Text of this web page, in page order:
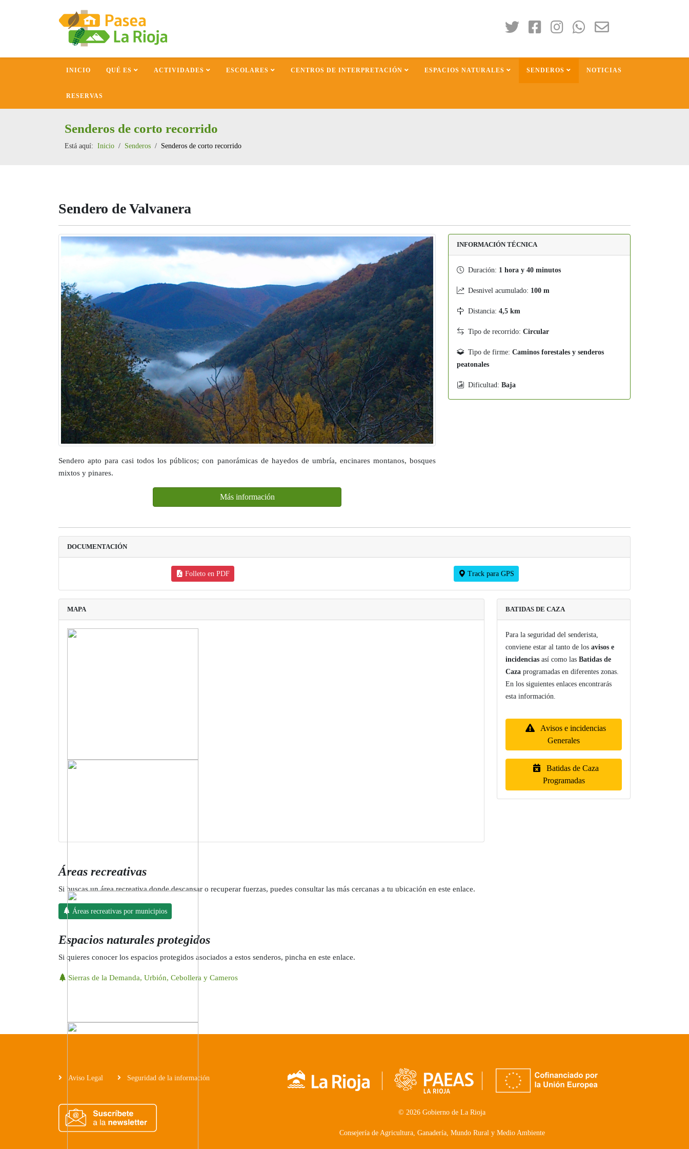
INICIO QUÉ ES ACTIVIDADES ESCOLARES CENTROS DE INTERPRETACIÓN ESPACIOS NATURALES SENDEROS NOTICIAS
RESERVAS
Senderos de corto recorrido
Está aquí: Inicio Senderos Senderos de corto recorrido
Sendero de Valvanera
Sendero apto para casi todos los públicos; con panorámicas de hayedos de umbría, encinares montanos, bosques
mixtos y pinares.
Más información
INFORMACIÓN TÉCNICA
Duración: 1 hora y 40 minutos
Desnivel acumulado: 100 m
Distancia: 4,5 km
Tipo de recorrido: Circular
Tipo de firme: Caminos forestales y senderos
peatonales
Dificultad: Baja
DOCUMENTACIÓN
Folleto en PDF Track para GPS
MAPA BATIDAS DE CAZA
Para la seguridad del senderista,
conviene estar al tanto de los avisos e
incidencias así como las Batidas de
Caza programadas en diferentes zonas.
En los siguientes enlaces encontrarás
esta información.
Avisos e incidencias
Generales
Batidas de Caza
Programadas
Áreas recreativas
Si buscas un área recreativa donde descansar o recuperar fuerzas, puedes consultar las más cercanas a tu ubicación en este enlace.
Áreas recreativas por municipios
Espacios naturales protegidos
Si quieres conocer los espacios protegidos asociados a estos senderos, pincha en este enlace.
Sierras de la Demanda, Urbión, Cebollera y Cameros
Aviso Legal Seguridad de la información
© 2026 Gobierno de La Rioja
Consejería de Agricultura, Ganadería, Mundo Rural y Medio Ambiente